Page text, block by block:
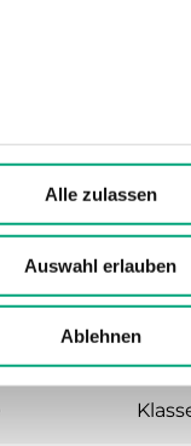
Alle zulassen
Auswahl erlauben
Ablehnen
100
AC